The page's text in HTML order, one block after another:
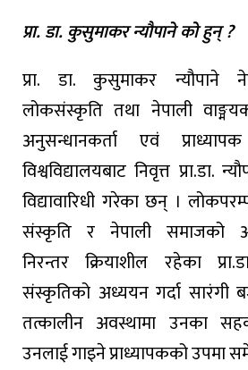
प्रा. डा. कुसुमाकर न्यौपाने को हुन् ?
प्रा. डा. कुसुमाकर न्यौपाने
लोकसंस्कृति तथा नेपाली
अनुसन्धानकर्ता एवं
विश्वविद्यालयबाट निवृत्त प्रा.डा.
विद्यावारिधी गरेका छन् ।
संस्कृति र नेपाली समाजको
निरन्तर क्रियाशील रहेका
संस्कृतिको अध्ययन गर्दा सारंगी
तत्कालीन अवस्थामा उनका
उनलाई गाइने प्राध्यापकको उपमा